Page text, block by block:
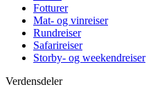
Fotturer
Mat- og vinreiser
Rundreiser
Safarireiser
Storby- og weekendreiser
Verdensdeler